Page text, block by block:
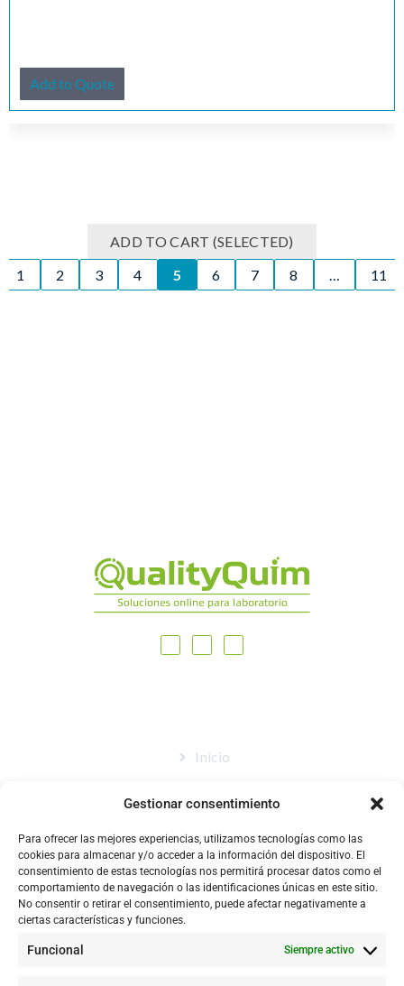
Gestionar consentimiento
Para ofrecer las mejores experiencias, utilizamos tecnologías como las
cookies para almacenar y/o acceder a la información del dispositivo. El
consentimiento de estas tecnologías nos permitirá procesar datos como el
comportamiento de navegación o las identificaciones únicas en este sitio.
No consentir o retirar el consentimiento, puede afectar negativamente a
ciertas características y funciones.
Funcional Siempre activo
Add to Quote
ADD TO CART (SELECTED)
1
2 3 4 5 6 7 8 … 11
Inicio
Catálogo
Blog
Contacto